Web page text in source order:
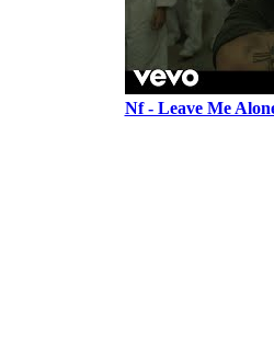
Nf - Leave Me